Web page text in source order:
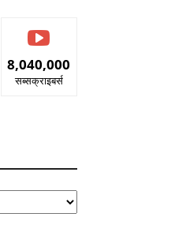
8,040,000
सब्सक्राइबर्स